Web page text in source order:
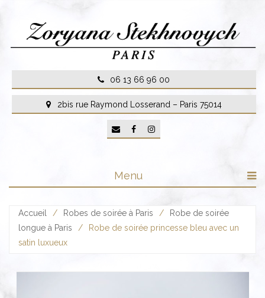
content
06 13 66 96 00
2bis rue Raymond Losserand – Paris 75014
Menu
Accueil / Robes de soirée à Paris /
Robe de soirée
longue à Paris
/
Robe de soirée princesse bleu avec un
satin luxueux